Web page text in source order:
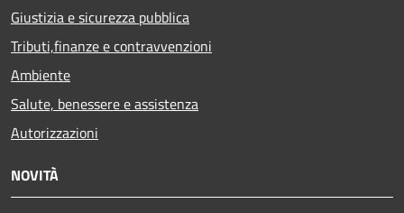
Giustizia e sicurezza pubblica
Tributi,finanze e contravvenzioni
Ambiente
Salute, benessere e assistenza
Autorizzazioni
NOVITÀ